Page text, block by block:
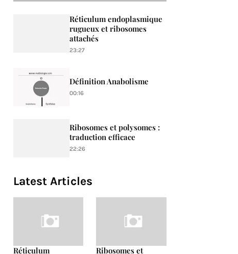
Réticulum endoplasmique
rugueux et ribosomes
attachés
23:27
Définition Anabolisme
00:16
Ribosomes et polysomes :
traduction efficace
22:26
Latest Articles
Réticulum
Ribosomes et